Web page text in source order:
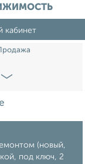
кабинет
(новый,
под ключ, 2